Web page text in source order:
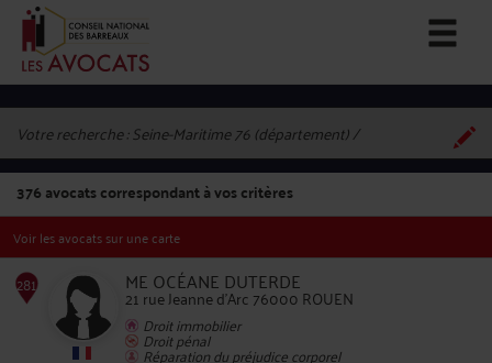
Votre recherche :Seine-Maritime 76 (département)
376avocats correspondant à vos critères
Voir les avocats sur une carte
ME OCÉANE DUTERDE
21 rue Jeanne d'Arc 76000 ROUEN
Droit immobilier
Droit pénal
Réparation du préjudice corporel